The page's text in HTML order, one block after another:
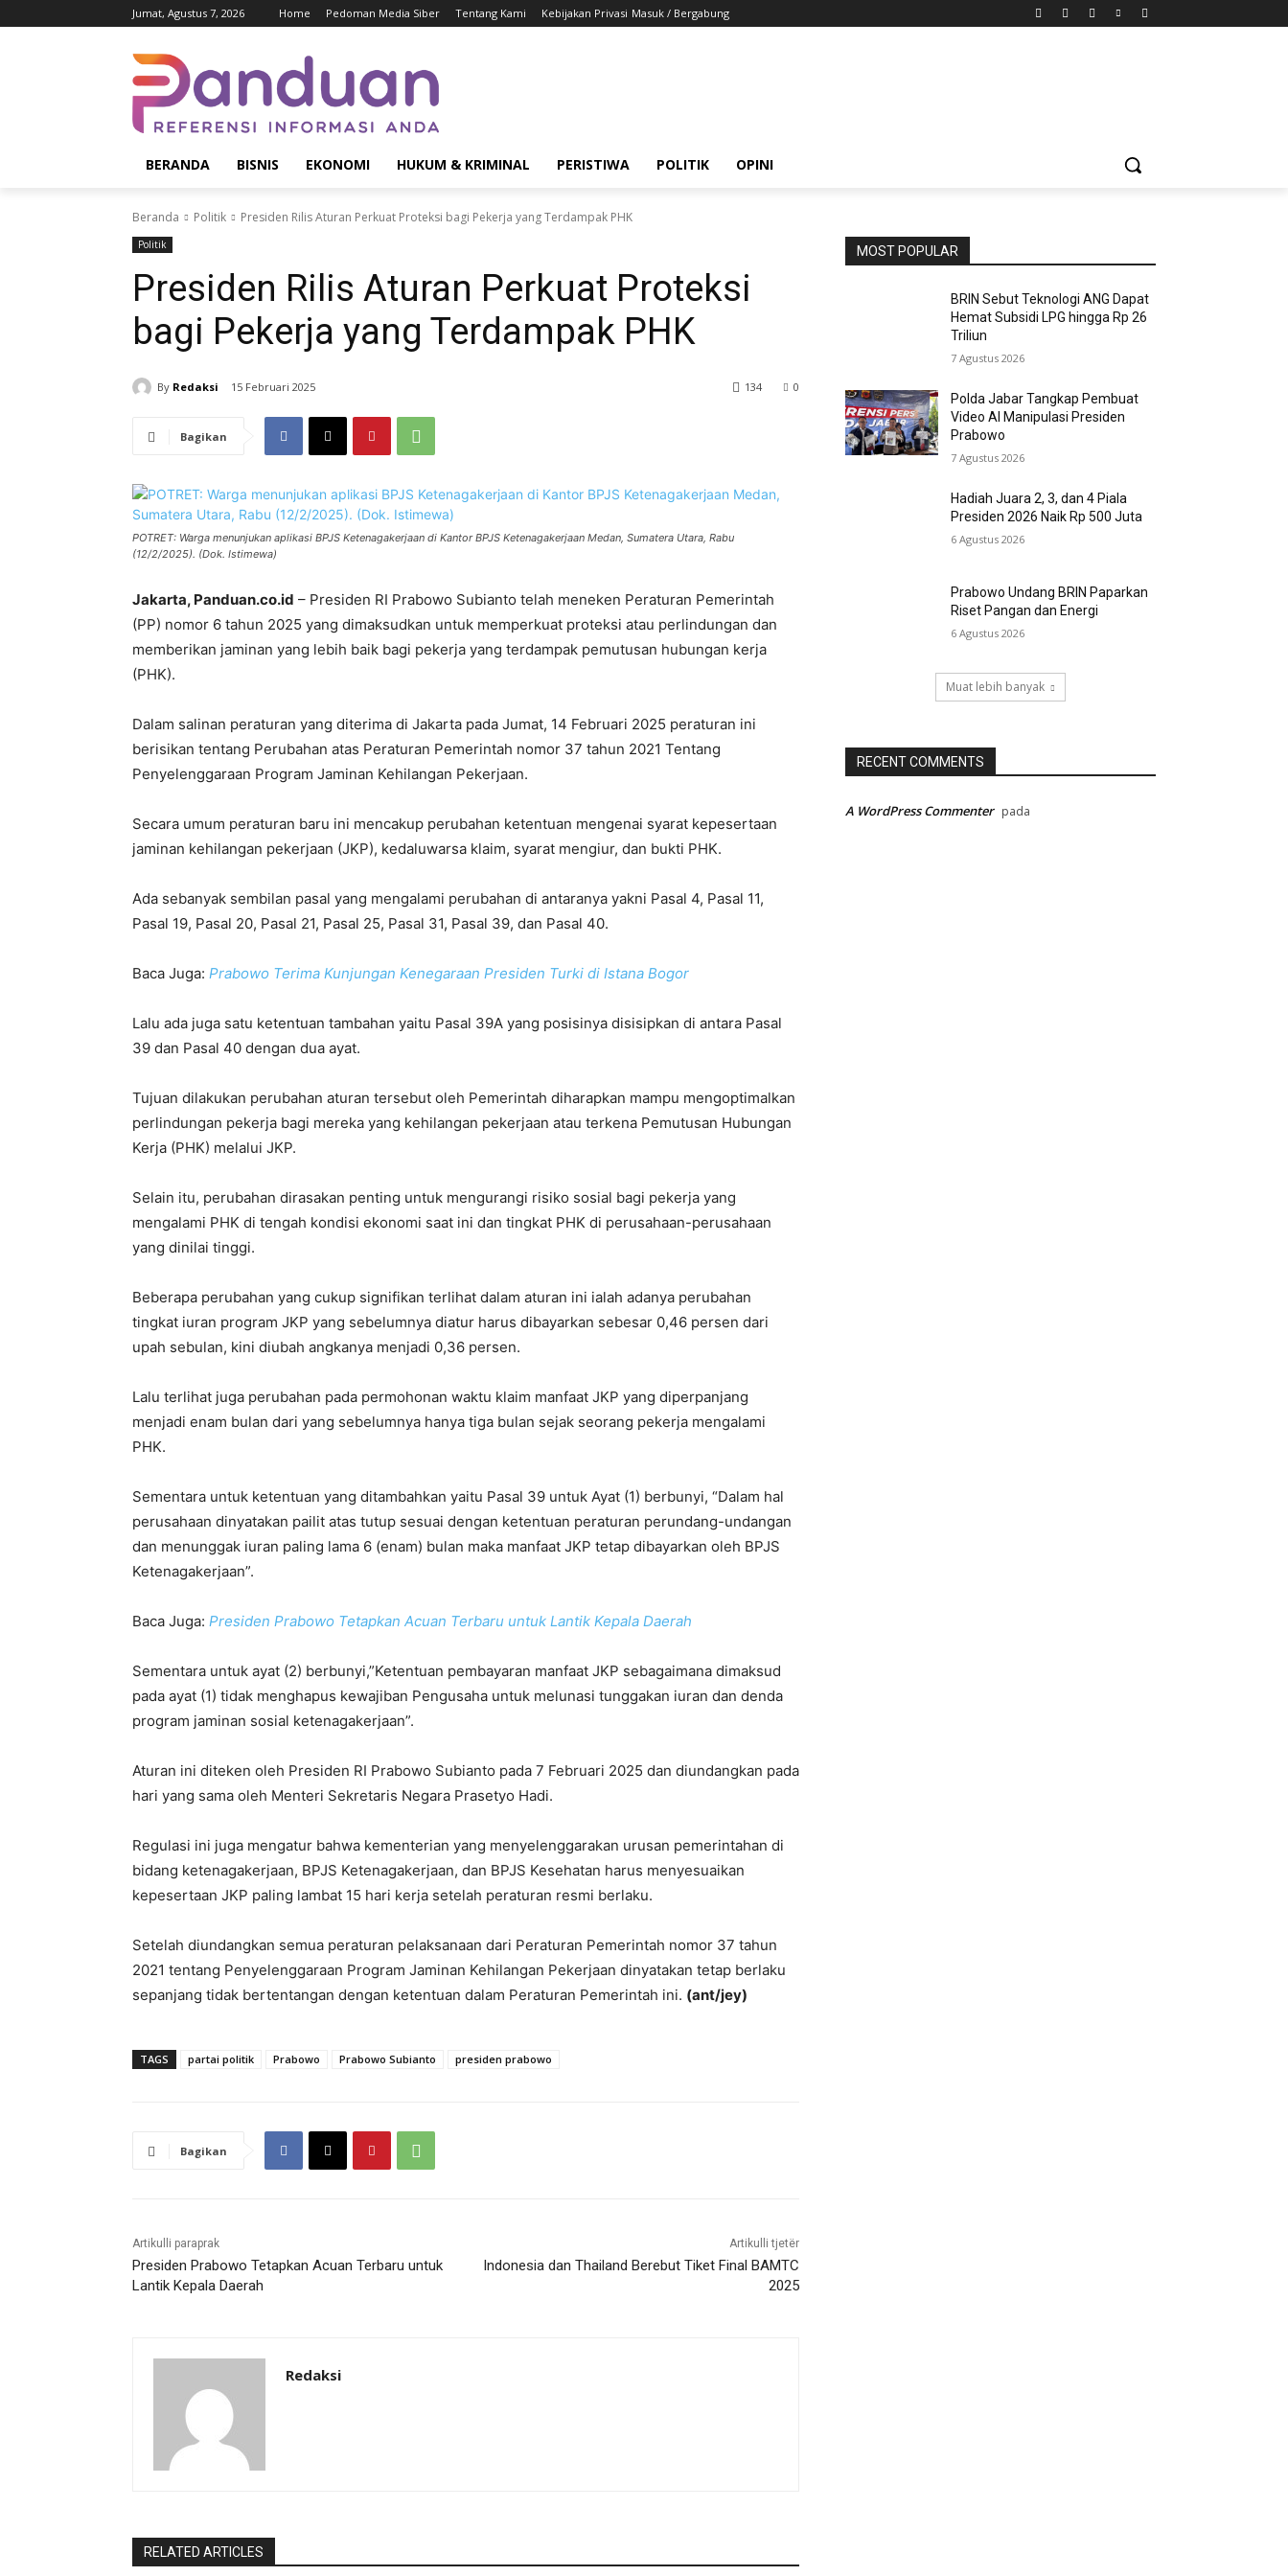
Jumat, Agustus 7, 2026 Home Pedoman Media Siber Tentang Kami Kebijakan Privasi Masuk / Bergabung
BERANDA BISNIS EKONOMI HUKUM & KRIMINAL PERISTIWA POLITIK OPINI
Beranda Politik Presiden Rilis Aturan Perkuat Proteksi bagi Pekerja yang Terdampak PHK
Politik
Presiden Rilis Aturan Perkuat Proteksi
bagi Pekerja yang Terdampak PHK
By Redaksi 15 Februari 2025 0
134
Bagikan
POTRET: Warga menunjukan aplikasi BPJS Ketenagakerjaan di Kantor BPJS Ketenagakerjaan Medan, Sumatera Utara, Rabu
(12/2/2025). (Dok. Istimewa)
Jakarta, Panduan.co.id – Presiden RI Prabowo Subianto telah meneken Peraturan Pemerintah
(PP) nomor 6 tahun 2025 yang dimaksudkan untuk memperkuat proteksi atau perlindungan dan
memberikan jaminan yang lebih baik bagi pekerja yang terdampak pemutusan hubungan kerja
(PHK).
Dalam salinan peraturan yang diterima di Jakarta pada Jumat, 14 Februari 2025 peraturan ini
berisikan tentang Perubahan atas Peraturan Pemerintah nomor 37 tahun 2021 Tentang
Penyelenggaraan Program Jaminan Kehilangan Pekerjaan.
Secara umum peraturan baru ini mencakup perubahan ketentuan mengenai syarat kepesertaan
jaminan kehilangan pekerjaan (JKP), kedaluwarsa klaim, syarat mengiur, dan bukti PHK.
Ada sebanyak sembilan pasal yang mengalami perubahan di antaranya yakni Pasal 4, Pasal 11,
Pasal 19, Pasal 20, Pasal 21, Pasal 25, Pasal 31, Pasal 39, dan Pasal 40.
Baca Juga: Prabowo Terima Kunjungan Kenegaraan Presiden Turki di Istana Bogor
Lalu ada juga satu ketentuan tambahan yaitu Pasal 39A yang posisinya disisipkan di antara Pasal
39 dan Pasal 40 dengan dua ayat.
Tujuan dilakukan perubahan aturan tersebut oleh Pemerintah diharapkan mampu mengoptimalkan
perlindungan pekerja bagi mereka yang kehilangan pekerjaan atau terkena Pemutusan Hubungan
Kerja (PHK) melalui JKP.
Selain itu, perubahan dirasakan penting untuk mengurangi risiko sosial bagi pekerja yang
mengalami PHK di tengah kondisi ekonomi saat ini dan tingkat PHK di perusahaan-perusahaan
yang dinilai tinggi.
Beberapa perubahan yang cukup signifikan terlihat dalam aturan ini ialah adanya perubahan
tingkat iuran program JKP yang sebelumnya diatur harus dibayarkan sebesar 0,46 persen dari
upah sebulan, kini diubah angkanya menjadi 0,36 persen.
Lalu terlihat juga perubahan pada permohonan waktu klaim manfaat JKP yang diperpanjang
menjadi enam bulan dari yang sebelumnya hanya tiga bulan sejak seorang pekerja mengalami
PHK.
Sementara untuk ketentuan yang ditambahkan yaitu Pasal 39 untuk Ayat (1) berbunyi, “Dalam hal
perusahaan dinyatakan pailit atas tutup sesuai dengan ketentuan peraturan perundang-undangan
dan menunggak iuran paling lama 6 (enam) bulan maka manfaat JKP tetap dibayarkan oleh BPJS
Ketenagakerjaan”.
Baca Juga: Presiden Prabowo Tetapkan Acuan Terbaru untuk Lantik Kepala Daerah
Sementara untuk ayat (2) berbunyi,”Ketentuan pembayaran manfaat JKP sebagaimana dimaksud
pada ayat (1) tidak menghapus kewajiban Pengusaha untuk melunasi tunggakan iuran dan denda
program jaminan sosial ketenagakerjaan”.
Aturan ini diteken oleh Presiden RI Prabowo Subianto pada 7 Februari 2025 dan diundangkan pada
hari yang sama oleh Menteri Sekretaris Negara Prasetyo Hadi.
Regulasi ini juga mengatur bahwa kementerian yang menyelenggarakan urusan pemerintahan di
bidang ketenagakerjaan, BPJS Ketenagakerjaan, dan BPJS Kesehatan harus menyesuaikan
kepesertaan JKP paling lambat 15 hari kerja setelah peraturan resmi berlaku.
Setelah diundangkan semua peraturan pelaksanaan dari Peraturan Pemerintah nomor 37 tahun
2021 tentang Penyelenggaraan Program Jaminan Kehilangan Pekerjaan dinyatakan tetap berlaku
sepanjang tidak bertentangan dengan ketentuan dalam Peraturan Pemerintah ini. (ant/jey)
TAGS partai politik Prabowo Prabowo Subianto presiden prabowo
Bagikan
Artikulli paraprak
Presiden Prabowo Tetapkan Acuan Terbaru untuk
Lantik Kepala Daerah
Artikulli tjetër
Indonesia dan Thailand Berebut Tiket Final BAMTC
2025
Redaksi
RELATED ARTICLES
MOST POPULAR
BRIN Sebut Teknologi ANG Dapat
Hemat Subsidi LPG hingga Rp 26
Triliun
7 Agustus 2026
Polda Jabar Tangkap Pembuat
Video AI Manipulasi Presiden
Prabowo
7 Agustus 2026
Hadiah Juara 2, 3, dan 4 Piala
Presiden 2026 Naik Rp 500 Juta
6 Agustus 2026
Prabowo Undang BRIN Paparkan
Riset Pangan dan Energi
6 Agustus 2026
Muat lebih banyak
RECENT COMMENTS
A WordPress Commenter pada